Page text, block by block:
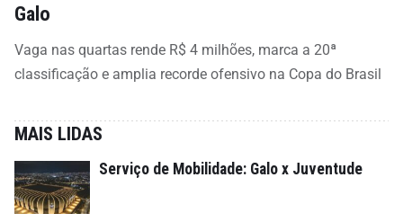
Galo
Vaga nas quartas rende R$ 4 milhões, marca a 20ª
classificação e amplia recorde ofensivo na Copa do Brasil
MAIS LIDAS
Serviço de Mobilidade: Galo x Juventude